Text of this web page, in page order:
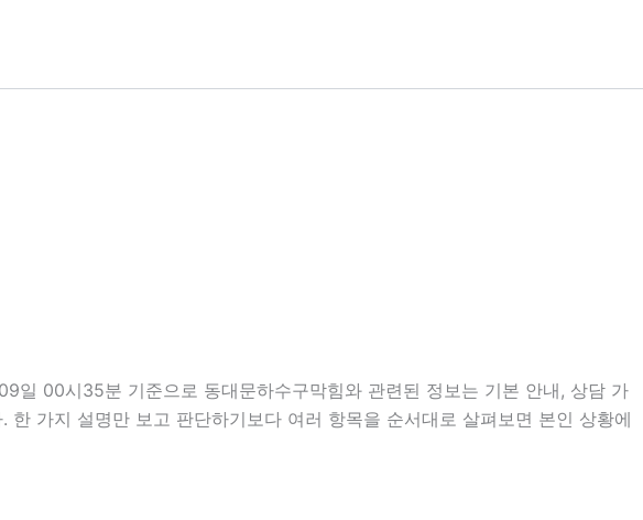
일 00시35분 기준으로 동대문하수구막힘와 관련된 정보는 기본 안내, 상담 가
가지 설명만 보고 판단하기보다 여러 항목을 순서대로 살펴보면 본인 상황에